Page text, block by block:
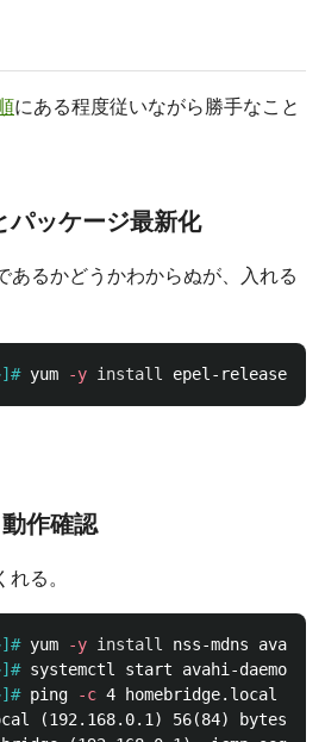
にある程度従いながら勝手なこと
パッケージ最新化
あるかどうかわからぬが、入れる
yum -y install epel-release
作確認
る。
yum -y install
ping -c
(192.168.0.1) 56(84) bytes of